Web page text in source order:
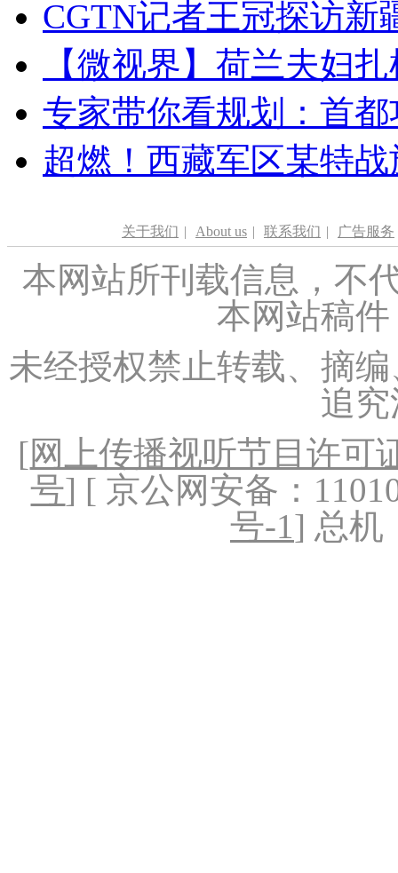
CGTN记者王冠探访新
【微视界】荷兰夫妇
专家带你看规划：首
超燃！西藏军区某特
关于我们 | About us | 联系我们 | 广告服务
本网站所刊载信息，不
本网站稿
未经授权禁止转载、摘
追
[网上传播视听节目许可
号] [ 京公网安备：
号-1] 总机